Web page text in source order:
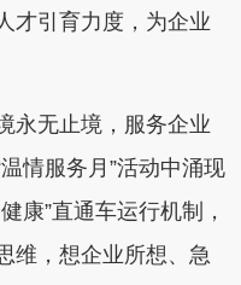
才引育力度，为企业
永无止境，服务企业
情服务月”活动中涌现
康”直通车运行机制，
维，想企业所想、急